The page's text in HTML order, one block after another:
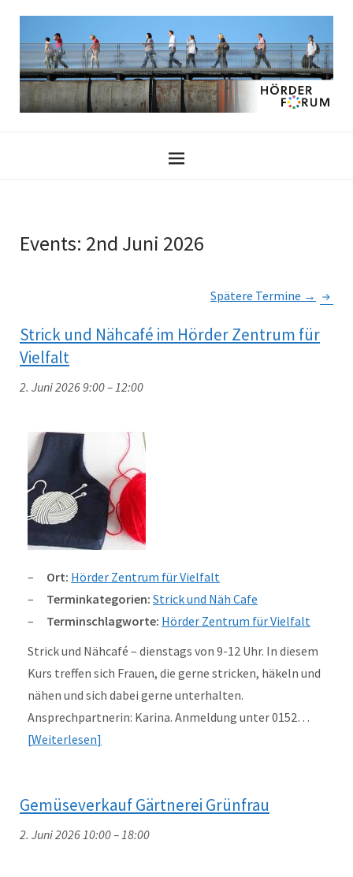
Events: 2nd Juni 2026
Spätere Termine →
Strick und Nähcafé im Hörder Zentrum für
Vielfalt
2. Juni 2026 9:00–12:00
Ort: Hörder Zentrum für Vielfalt
Terminkategorien: Strick und Näh Cafe
Terminschlagworte: Hörder Zentrum für Vielfalt
Strick und Nähcafé – dienstags von 9-12 Uhr. In diesem
Kurs treffen sich Frauen, die gerne stricken, häkeln und
nähen und sich dabei gerne unterhalten.
Ansprechpartnerin: Karina. Anmeldung unter 0152…
Weiterlesen
Gemüseverkauf Gärtnerei Grünfrau
2. Juni 2026 10:00–18:00